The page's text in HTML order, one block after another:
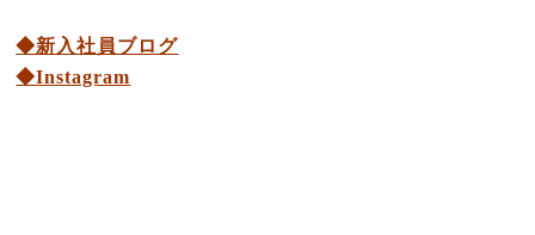
◆新入社員ブログ
◆Instagram